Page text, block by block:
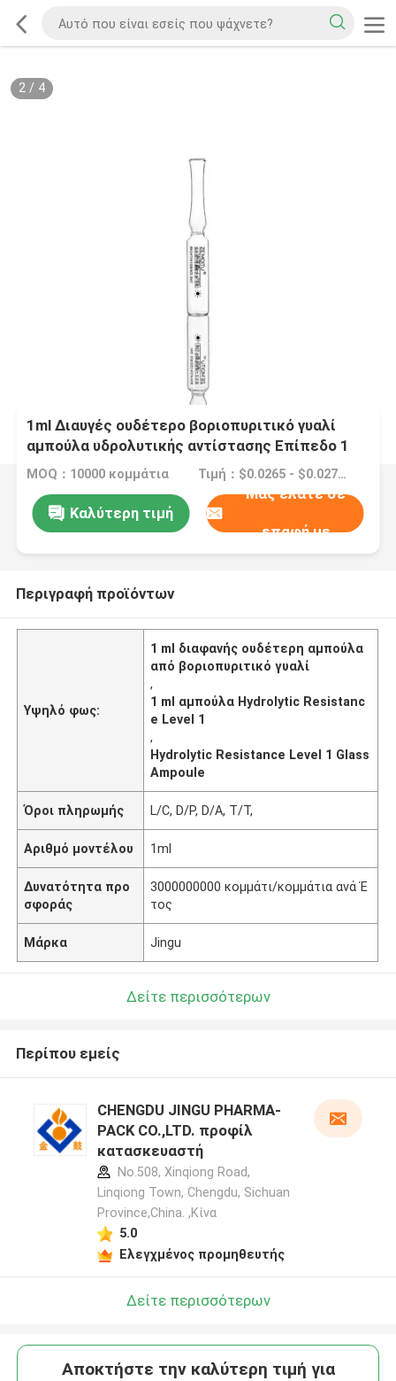
2/ 4
1ml Διαυγές ουδέτερο βοριοπυριτικό γυαλί
αμπούλα υδρολυτικής αντίστασης Επίπεδο 1
MOQ：10000 κομμάτια Τιμή：$0.0265 - $0.0277/pieces
Καλύτερη τιμή
Μας ελάτε σε
επαφή με
Περιγραφή προϊόντων
Υψηλό φως:
1 ml διαφανής ουδέτερη αμπούλα
από βοριοπυριτικό γυαλί
,
1 ml αμπούλα Hydrolytic Resistanc
e Level 1
,
Hydrolytic Resistance Level 1 Glass
Ampoule
Όροι πληρωμής L/C, D/P, D/A, T/T,
Αριθμό μοντέλου 1ml
Δυνατότητα προ
σφοράς
3000000000 κομμάτι/κομμάτια ανά Έ
τος
Μάρκα Jingu
Δείτε περισσότερων
Περίπου εμείς
CHENGDU JINGU PHARMA-
PACK CO.,LTD. προφίλ
κατασκευαστή
No.508, Xinqiong Road,
Linqiong Town, Chengdu, Sichuan
Province,China. ,Κίνα
5.0
Ελεγχμένος προμηθευτής
Δείτε περισσότερων
Αποκτήστε την καλύτερη τιμή για